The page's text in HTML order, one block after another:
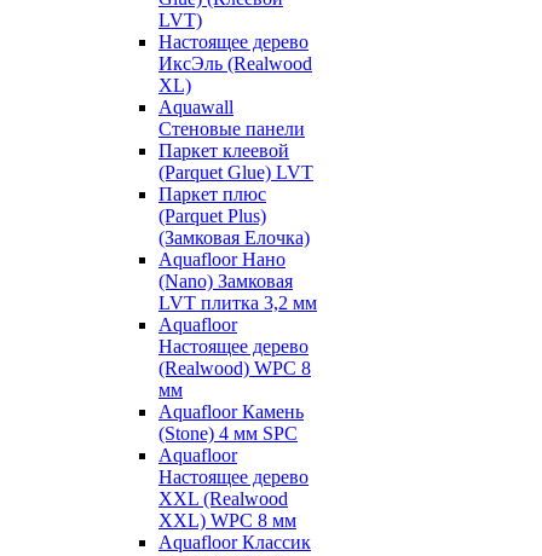
LVT)
Настоящее дерево
ИксЭль (Realwood
XL)
Aquawall
Стеновые панели
Паркет клеевой
(Parquet Glue) LVT
Паркет плюс
(Parquet Plus)
(Замковая Елочка)
Aquafloor Нано
(Nano) Замковая
LVT плитка 3,2 мм
Aquafloor
Настоящее дерево
(Realwood) WPC 8
мм
Aquafloor Камень
(Stone) 4 мм SPC
Aquafloor
Настоящее дерево
XXL (Realwood
XXL) WPC 8 мм
Aquafloor Классик